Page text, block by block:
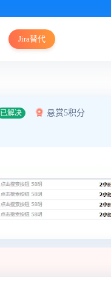
Jira替代
已解决 悬赏5积分